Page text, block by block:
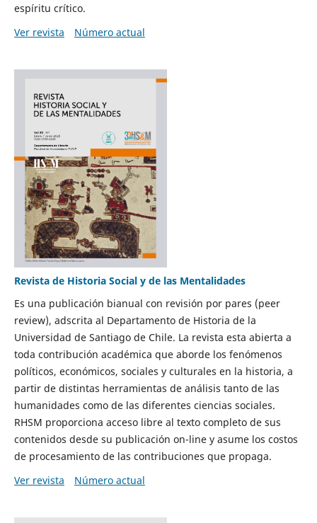
espíritu crítico.
Ver revista
Número actual
Revista de Historia Social y de las Mentalidades
Es una publicación bianual con revisión por pares (peer
review), adscrita al Departamento de Historia de la
Universidad de Santiago de Chile. La revista esta abierta a
toda contribución académica que aborde los fenómenos
políticos, económicos, sociales y culturales en la historia, a
partir de distintas herramientas de análisis tanto de las
humanidades como de las diferentes ciencias sociales.
RHSM proporciona acceso libre al texto completo de sus
contenidos desde su publicación on-line y asume los costos
de procesamiento de las contribuciones que propaga.
Ver revista
Número actual